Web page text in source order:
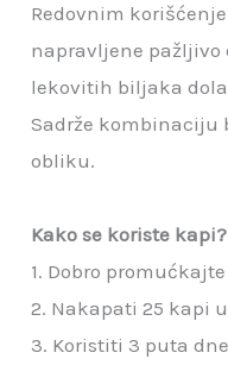
Redovnim
napravljene
lekovitih biljaka
Sadrže kombinaciju
obliku.
Kako se koriste kapi?
1. Dobro
2. Nakapati 25 kapi
3. Koristiti 3 puta